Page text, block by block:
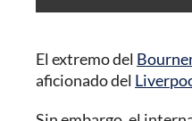
El extremo del
aficionado del